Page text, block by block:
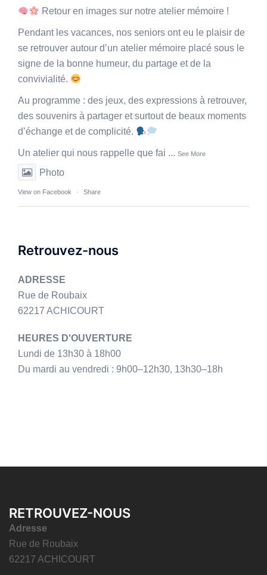
Retour en images sur notre atelier mémoire !
Pendant les vacances, nos seniors ont eu le plaisir de
se retrouver autour d’un atelier mémoire placé sous le
signe de la bonne humeur, du partage et de la
convivialité.
Au programme : des jeux, des expressions à retrouver,
des souvenirs à partager et surtout de beaux moments
d’échange et de complicité.
Un atelier qui nous rappelle que fai ... See More
Photo
View on Facebook · Share
Retrouvez-nous
ADRESSE
Rue de Roubaix
62217 ACHICOURT
HEURES D'OUVERTURE
Lundi de 13h30 à 18h00
Du mardi au vendredi : 9h00–12h30, 13h30–18h
RETROUVEZ-NOUS
Adresse
Rue de Roubaix
62217 ACHICOURT